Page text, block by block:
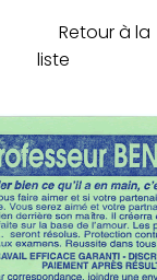
Retour à la
liste